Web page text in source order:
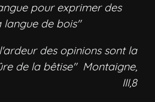
pour exprimer des
langue de bois"
des opinions sont la
de la bêtise" Montaigne,
III,8